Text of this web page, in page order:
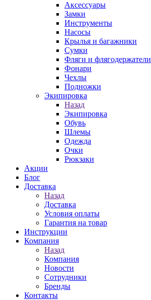
Аксессуары
Замки
Инструменты
Насосы
Крылья и багажники
Сумки
Фляги и флягодержатели
Фонари
Чехлы
Подножки
Экипировка
Назад
Экипировка
Обувь
Шлемы
Одежда
Очки
Рюкзаки
Акции
Блог
Доставка
Назад
Доставка
Условия оплаты
Гарантия на товар
Инструкции
Компания
Назад
Компания
Новости
Сотрудники
Бренды
Контакты